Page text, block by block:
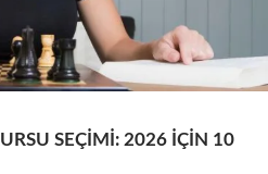
SEÇIMI: 2026 İÇIN 10